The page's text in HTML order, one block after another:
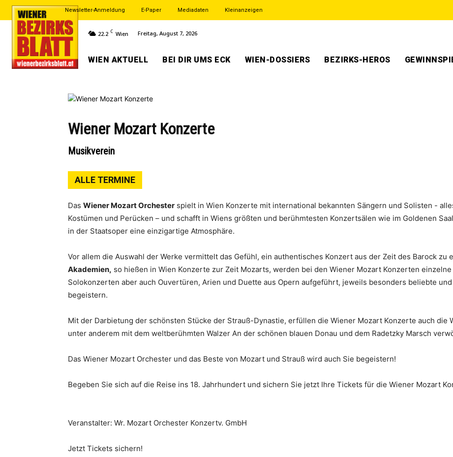
Newsletter-Anmeldung E-Paper Mediadaten Kleinanzeigen
22.2 C Wien Freitag, August 7, 2026
WIEN AKTUELL BEI DIR UMS ECK WIEN-DOSSIERS BEZIRKS-HEROS
Wiener Mozart Konzerte
Musikverein
ALLE TERMINE
Das Wiener Mozart Orchester spielt in Wien Konzerte mit international bekannten Sängern und Solisten -
Kostümen und Perücken – und schafft in Wiens größten und berühmtesten Konzertsälen wie im Goldenen
in der Staatsoper eine einzigartige Atmosphäre.
Vor allem die Auswahl der Werke vermittelt das Gefühl, ein authentisches Konzert aus der Zeit des Barock zu
Akademien, so hießen in Wien Konzerte zur Zeit Mozarts, werden bei den Wiener Mozart Konzerten
Solokonzerten aber auch Ouvertüren, Arien und Duette aus Opern aufgeführt, jeweils besonders beliebte
begeistern.
Mit der Darbietung der schönsten Stücke der Strauß-Dynastie, erfüllen die Wiener Mozart Konzerte auch die
unter anderem mit dem weltberühmten Walzer An der schönen blauen Donau und dem Radetzky Marsch
Das Wiener Mozart Orchester und das Beste von Mozart und Strauß wird auch Sie begeistern!
Begeben Sie sich auf die Reise ins 18. Jahrhundert und sichern Sie jetzt Ihre Tickets für die Wiener Mozart
Veranstalter: Wr. Mozart Orchester Konzertv. GmbH
Jetzt Tickets sichern!